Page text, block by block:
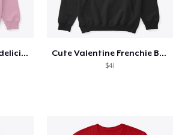
Valentine's Day with delicious food Cute Valentine Frenchie Bulldog
$41